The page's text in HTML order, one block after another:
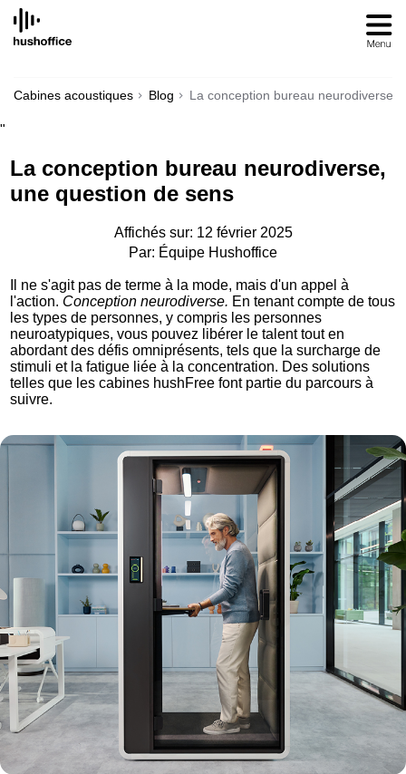
SKIP
CONTENT
Cabines acoustiques Blog La conception bureau neurodiverse,
"
La conception bureau neurodiverse,
une question de sens
Affichés sur: 12 février 2025
Par: Équipe Hushoffice
Il ne s'agit pas de terme à la mode, mais d'un appel à
l'action. Conception neurodiverse. En tenant compte de tous
les types de personnes, y compris les personnes
neuroatypiques, vous pouvez libérer le talent tout en
abordant des défis omniprésents, tels que la surcharge de
stimuli et la fatigue liée à la concentration. Des solutions
telles que les cabines hushFree font partie du parcours à
suivre.